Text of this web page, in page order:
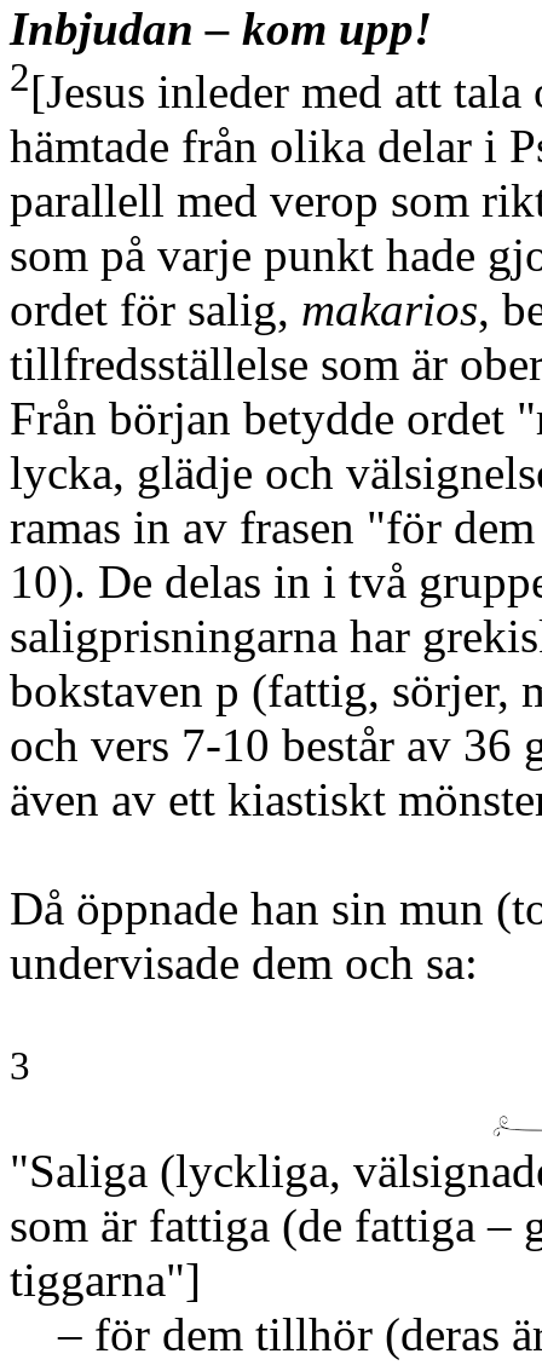
Inbjudan – kom upp!
2[Jesus inleder med att
hämtade från olika delar i
parallell med verop som
som på varje punkt hade
ordet för salig, makarios,
tillfredsställelse som är
Från början betydde ordet
lycka, glädje och
ramas in av frasen "för
10). De delas in i två
saligprisningarna har
bokstaven p (fattig, sörjer,
och vers 7-10 består av 36
även av ett kiastiskt
Då öppnade han sin mun
undervisade dem och sa:
3
"Saliga (lyckliga,
som är fattiga (de fattiga –
tiggarna"]
– för dem tillhör (deras